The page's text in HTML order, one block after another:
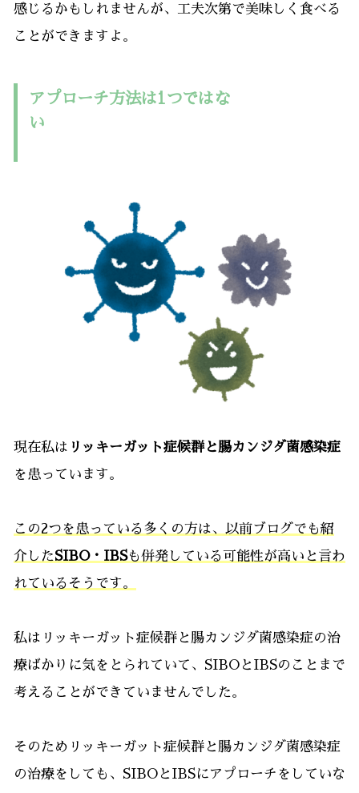
感じるかもしれませんが、工夫次第で美味しく食べる
ことができますよ。
アプローチ方法は1つではな
い
現在私は リッキーガット症候群と腸カンジダ菌感染症
を患っています。
この2つを患っている多くの方は、以前ブログでも紹
介したSIBO・IBSも併発している可能性が高いと言わ
れているそうです。
私はリッキーガット症候群と腸カンジダ菌感染症の治
療ばかりに気をとられていて、SIBOとIBSのことまで
考えることができていませんでした。
そのためリッキーガット症候群と腸カンジダ菌感染症
の治療をしても、SIBOとIBSにアプローチをしていな